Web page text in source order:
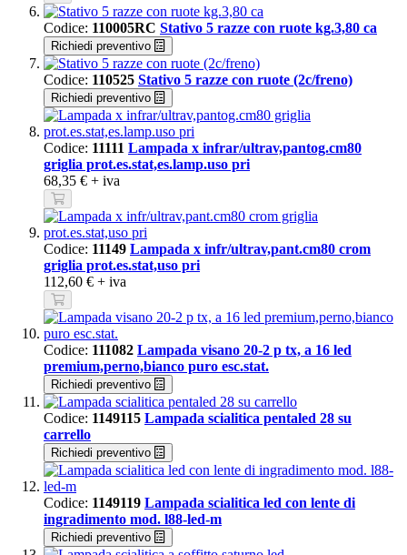
Codice: 110005RC Stativo 5 razze con ruote kg.3,80 ca
Richiedi preventivo
Codice: 110525 Stativo 5 razze con ruote (2c/freno)
Richiedi preventivo
Codice: 11111 Lampada x infrar/ultrav,pantog.cm80
griglia prot.es.stat,es.lamp.uso pri
68,35 € + iva
Codice: 11149 Lampada x infr/ultrav,pant.cm80 crom
griglia prot.es.stat,uso pri
112,60 € + iva
Codice: 111082 Lampada visano 20-2 p tx, a 16 led
premium,perno,bianco puro esc.stat.
Richiedi preventivo
Codice: 1149115 Lampada scialitica pentaled 28 su
carrello
Richiedi preventivo
Codice: 1149119 Lampada scialitica led con lente di
ingradimento mod. l88-led-m
Richiedi preventivo